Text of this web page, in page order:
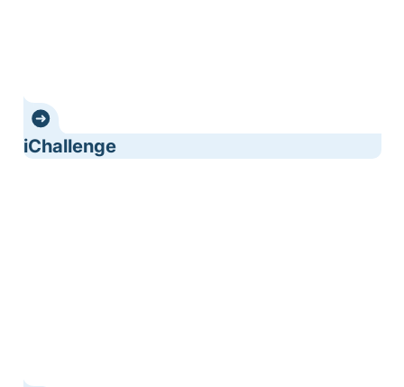
iChallenge